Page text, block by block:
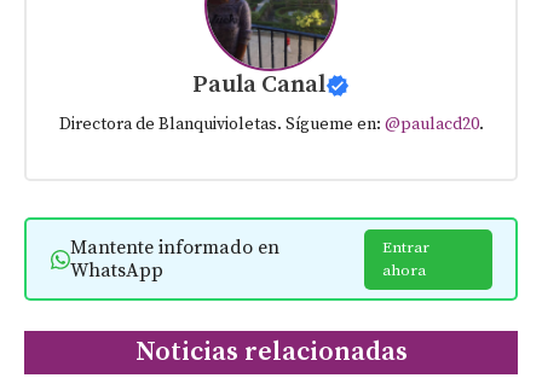
Paula Canal
Directora de Blanquivioletas. Sígueme en: @paulacd20.
Mantente informado en
WhatsApp
Entrar
ahora
Noticias relacionadas